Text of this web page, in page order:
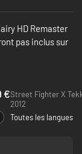
HD Remaster
pas inclus sur
€Street Fighter X
2012
Toutes les langues